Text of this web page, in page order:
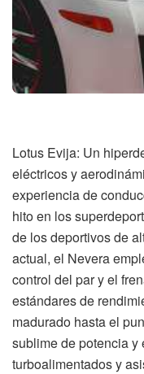
Lotus Evija: Un
eléctricos y
experiencia de
hito en los
de los deportivos de
actual, el Nevera
control del par y el
estándares de
madurado hasta el
sublime de potencia y
turboalimentados y